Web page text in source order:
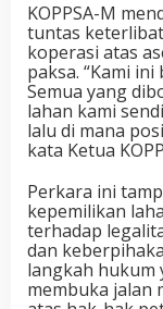
KOPPSA-M
tuntas
koperasi atas
paksa. “Kami
Semua yang
lahan kami
lalu di mana
kata Ketua
Perkara ini
kepemilikan
terhadap
dan
langkah hukum
membuka jalan